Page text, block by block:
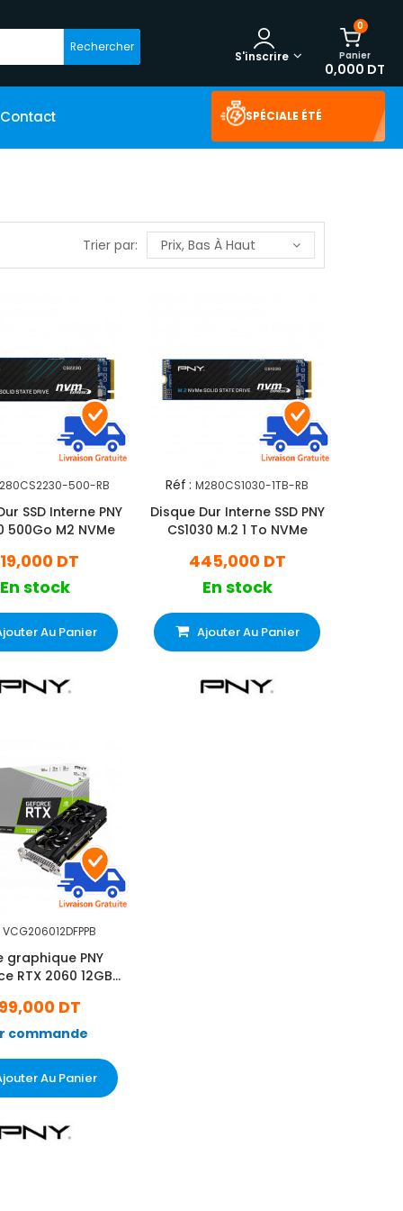
Rechercher
0
Panier
0,000 DT
S'inscrire
Contact SPÉCIALE ÉTÉ
Trier par: Prix, Bas À Haut
500-RB
SSD Interne PNY
500Go M2 NVMe
DT
En stock
Au Panier
Réf : M280CS1030-1TB-RB
Disque Dur Interne SSD PNY
CS1030 M.2 1 To NVMe
445,000 DT
En stock
Ajouter Au Panier
VCG206012DFPPB
graphique PNY
RTX 2060 12GB
DT
commande
Au Panier